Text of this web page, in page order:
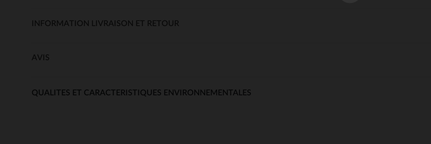
INFORMATION LIVRAISON ET RETOUR
AVIS
QUALITES ET CARACTERISTIQUES ENVIRONNEMENTALES